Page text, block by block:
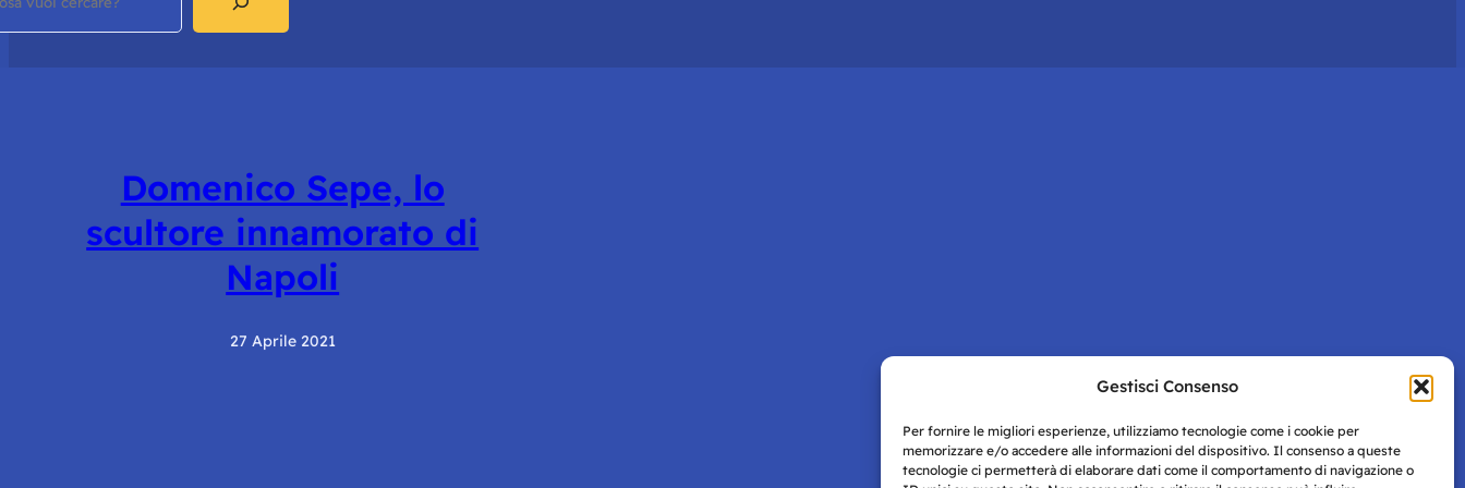
Gestisci Consenso
Per fornire le migliori esperienze, utilizziamo tecnologie come i cookie per
memorizzare e/o accedere alle informazioni del dispositivo. Il consenso a queste
tecnologie ci permetterà di elaborare dati come il comportamento di navigazione o
Domenico Sepe, lo
scultore innamorato di
Napoli
27 Aprile 2021